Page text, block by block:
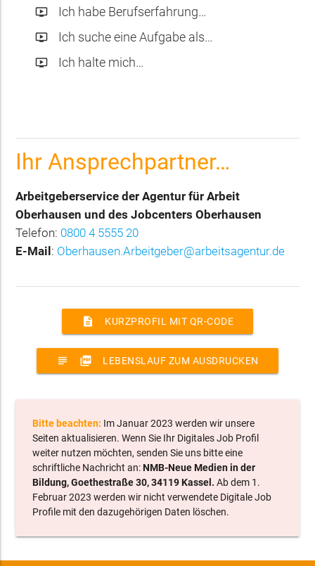
ondemand_video Ich habe Berufserfahrung…
ondemand_video Ich suche eine Aufgabe als…
ondemand_video Ich halte mich…
Ihr Ansprechpartner…
Arbeitgeberservice der Agentur für Arbeit
Oberhausen und des Jobcenters Oberhausen
Telefon: 0800 4 5555 20
E-Mail: Oberhausen.Arbeitgeber@arbeitsagentur.de
description KURZPROFIL MIT QR-CODE
subject picture_as_pdf LEBENSLAUF ZUM AUSDRUCKEN
Bitte beachten: Im Januar 2023 werden wir unsere
Seiten aktualisieren. Wenn Sie Ihr Digitales Job Profil
weiter nutzen möchten, senden Sie uns bitte eine
schriftliche Nachricht an:NMB-Neue Medien in der
Bildung, Goethestraße 30, 34119 Kassel.Ab dem 1.
Februar 2023 werden wir nicht verwendete Digitale Job
Profile mit den dazugehörigen Daten löschen.